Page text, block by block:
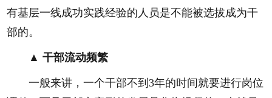
有基层一线成功实践经验的人员是不能被选拔成为干
部的。
▲ 干部流动频繁
一般来讲，一个干部不到3年的时间就要进行岗位